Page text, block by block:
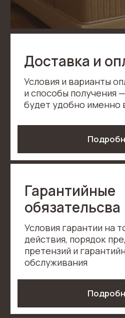
Подробнее
Утилизация матраса
При покупке нового матраса
и корректную переработку,
избавив вас от лишних забот.
Матрасы нового поколения для
Социальные сети
Каталог